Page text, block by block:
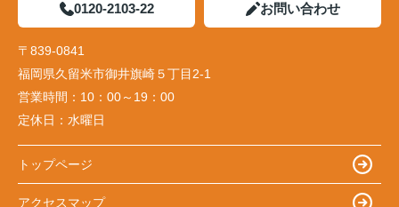
0120-2103-22 お問い合わせ
〒839-0841
福岡県久留米市御井旗崎５丁目2-1
営業時間： 10：00～19：00
定休日： 水曜日
トップページ
アクセスマップ